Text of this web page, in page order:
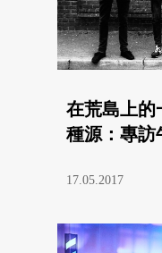
在荒島上的
種源：專訪
17.05.2017